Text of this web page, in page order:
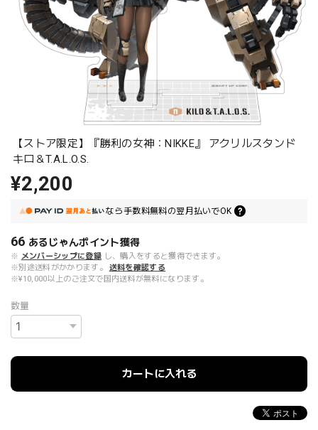
【ストア限定】『勝利の女神：NIKKE』 アクリルスタンド
キロ＆T.A.L.O.S.
¥2,200
なら 手数料無料の翌月払いでOK
66 あるじゃんポイント獲得
※ メンバーシップに登録 し、購入をすると獲得できます。
※別途送料がかかります。
送料を確認する
※¥10,000以上のご注文で国内送料が無料になります。
数量
カートに入れる